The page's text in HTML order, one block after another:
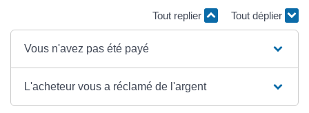
Tout replier
Tout déplier
Vous n'avez pas été payé
L'acheteur vous a réclamé de l'argent